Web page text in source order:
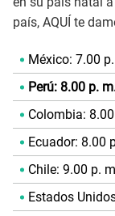
país, AQUÍ te
México: 7.00
Perú: 8.00 p.
Colombia:
Ecuador: 8.00
Chile: 9.00 p.
Estados